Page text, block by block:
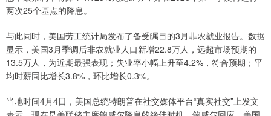
两次25个基点的降息。
与此同时，美国劳工统计局发布了备受瞩目的3月非农就业报告。数据
显示，美国3月季调后非农就业人口新增22.8万人，远超市场预期的
13.5万人，为近期最强表现；失业率小幅上升至4.2%，符合预期；平
均时薪同比增长3.8%，环比增长0.3%。
当地时间4月4日，美国总统特朗普在社交媒体平台“真实社交”上发文